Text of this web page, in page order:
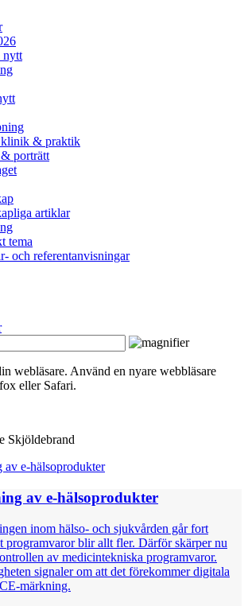
nytt
& praktik
porträtt
artiklar
tema
och referentanvisningar
webläsare. Använd en nyare webbläsare
eller Safari.
Skjöldebrand
av e-hälsoprodukter
inom hälso- och sjukvården går fort
programvaror blir allt fler. Därför skärper nu
av medicintekniska programvaror.
signaler om att det förekommer digitala
märkning.